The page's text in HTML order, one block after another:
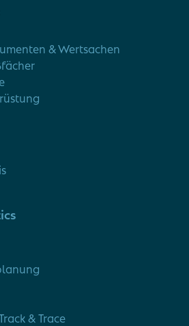
& Wertsachen
& Trace